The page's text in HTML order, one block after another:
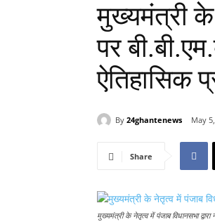
मुख्यमंत्री के
पर
ऐतिहासिक
By 24ghantenews May
Share
मुख्यमंत्री के नेतृत्व में पंजाब विधानसभा